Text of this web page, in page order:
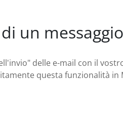
un
delle e-mail con il
questa funzionalità in